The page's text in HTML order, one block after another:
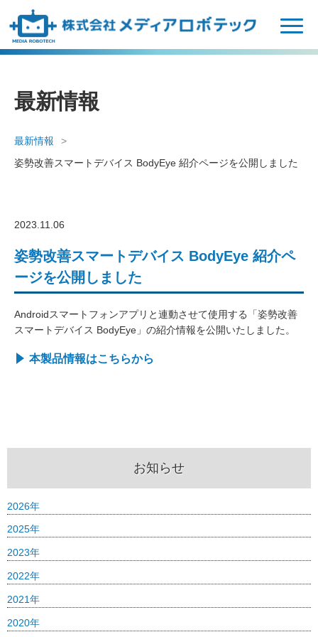
N
v
n
最新情報
最新情報
姿勢改善スマートデバイス BodyEye 紹介ページを公開しました
2023.11.06
姿勢改善スマートデバイス BodyEye 紹介ペ
ージを公開しました
Androidスマートフォンアプリと連動させて使用する「姿勢改善
スマートデバイス BodyEye」の紹介情報を公開いたしました。
本製品情報はこちらから
お知らせ
2026年
2025年
2023年
2022年
2021年
2020年